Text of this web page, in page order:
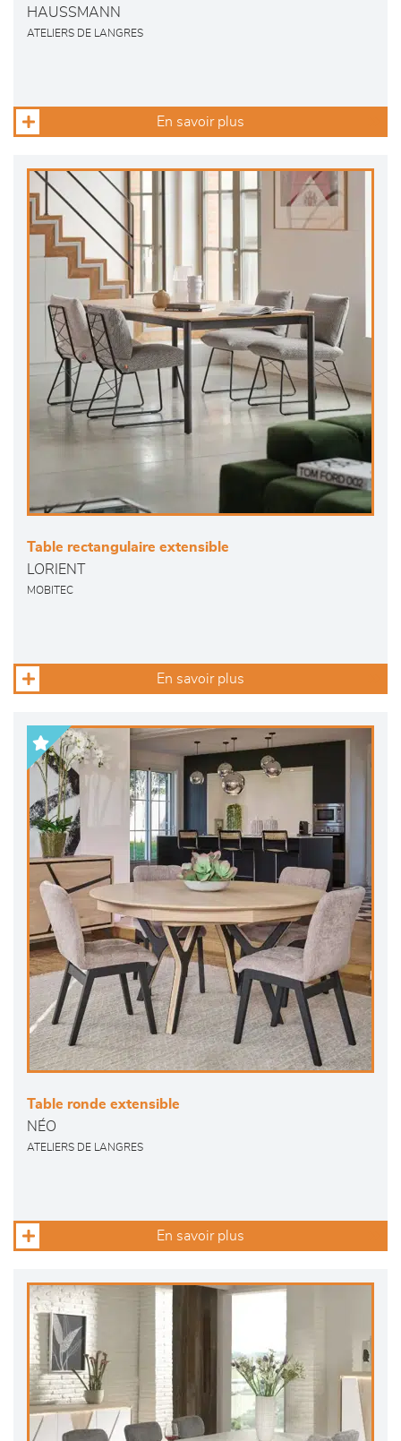
HAUSSMANN
ATELIERS DE LANGRES
En savoir plus
Table rectangulaire extensible
LORIENT
MOBITEC
En savoir plus
Table ronde extensible
NÉO
ATELIERS DE LANGRES
En savoir plus